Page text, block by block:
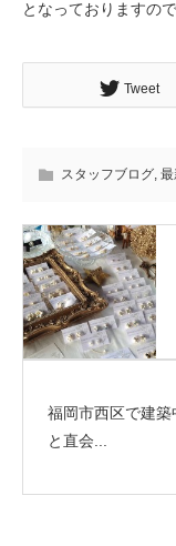
となっておりますの
Tweet
スタッフブログ, 最
福岡市西区で建
と直会...